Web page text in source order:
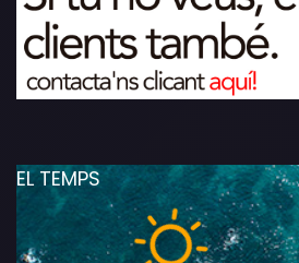
EL TEMPS